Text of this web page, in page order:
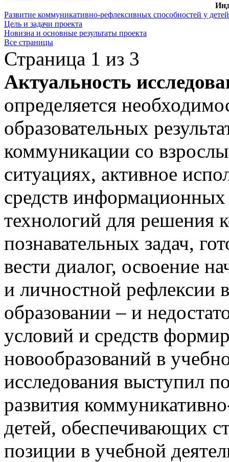
Развитие коммуникативно-рефлексивных способностей у
Цель и задачи проекта
Новизна и основные результаты проекта
Все страницы
Страница 1 из 3
Актуальность
определяется
образовательных
коммуникации со
ситуациях, активное
средств
технологий для решения
познавательных задач,
вести диалог, освоение
и личностной рефлексии
образовании – и
условий и средств
новообразований в
исследования выступил
развития
детей, обеспечивающих
позиции в учебной